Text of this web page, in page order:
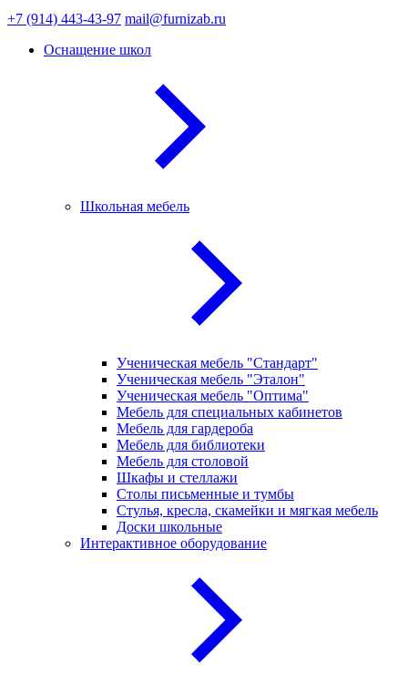
+7 (914) 443-43-97 mail@furnizab.ru
Оснащение школ
Школьная мебель
Ученическая мебель "Стандарт"
Ученическая мебель "Эталон"
Ученическая мебель "Оптима"
Мебель для специальных кабинетов
Мебель для гардероба
Мебель для библиотеки
Мебель для столовой
Шкафы и стеллажи
Столы письменные и тумбы
Стулья, кресла, скамейки и мягкая мебель
Доски школьные
Интерактивное оборудование